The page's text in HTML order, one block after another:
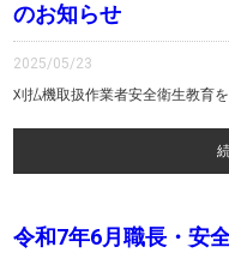
のお知らせ
2025/05/23
刈払機取扱作業者安全衛生教育
令和7年6月職長・安